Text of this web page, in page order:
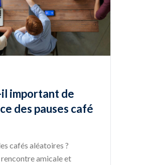
important de
des pauses café
cafés aléatoires ?
rencontre amicale et